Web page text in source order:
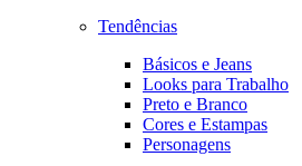
Tendências
Básicos e Jeans
Looks para Trabalho
Preto e Branco
Cores e Estampas
Personagens